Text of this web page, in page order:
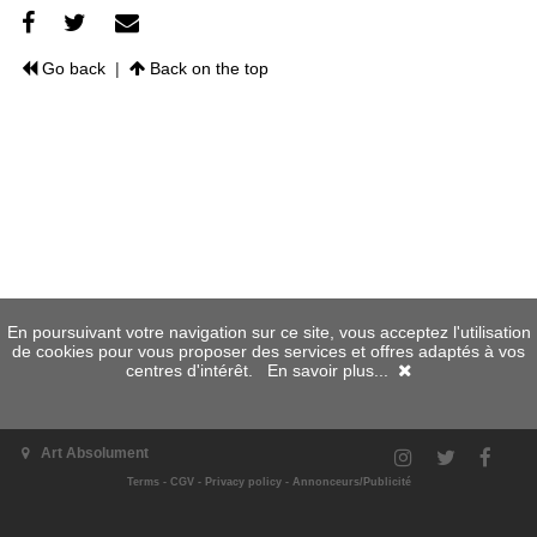
Go back| Back on the top
Art Absolument
Terms- CGV- Privacy policy- Annonceurs/Publicité
En poursuivant votre navigation sur ce site, vous acceptez l'utilisation
de cookies pour vous proposer des services et offres adaptés à vos
centres d'intérêt. En savoir plus...